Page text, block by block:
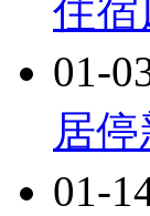
住宿
01-
居
01-